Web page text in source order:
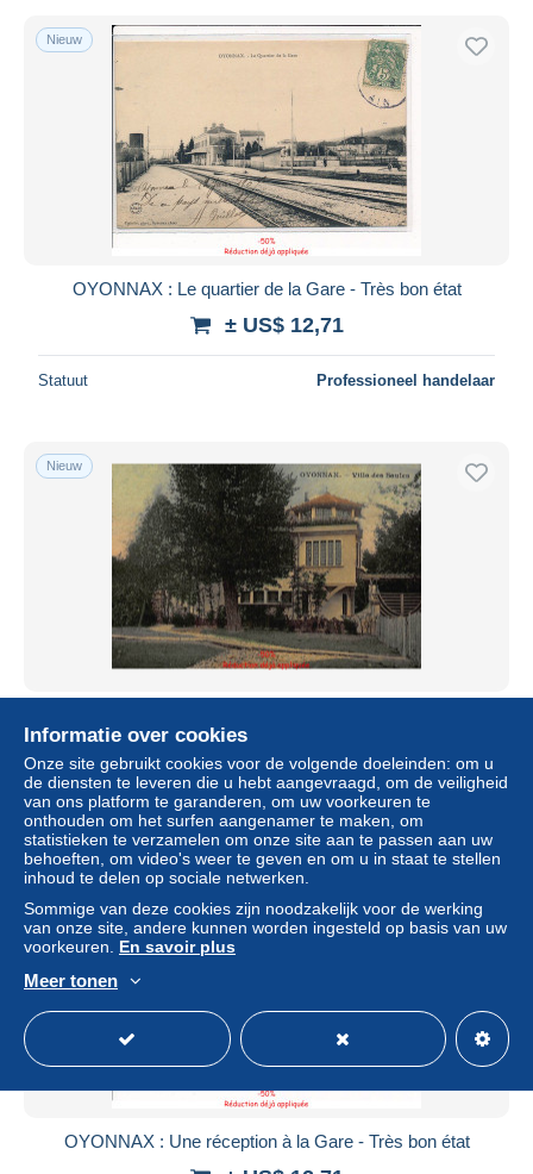
Nieuw
OYONNAX : Le quartier de la Gare - Très bon état
± US$ 12,71
Statuut Professioneel handelaar
Nieuw
Statuut Professioneel handelaar
OYONNAX : Une réception à la Gare - Très bon état
Informatie over cookies
Onze site gebruikt cookies voor de volgende doeleinden: om u
de diensten te leveren die u hebt aangevraagd, om de veiligheid
van ons platform te garanderen, om uw voorkeuren te
onthouden om het surfen aangenamer te maken, om
statistieken te verzamelen om onze site aan te passen aan uw
behoeften, om video's weer te geven en om u in staat te stellen
inhoud te delen op sociale netwerken.
Sommige van deze cookies zijn noodzakelijk voor de werking
van onze site, andere kunnen worden ingesteld op basis van uw
voorkeuren. En savoir plus
Meer tonen